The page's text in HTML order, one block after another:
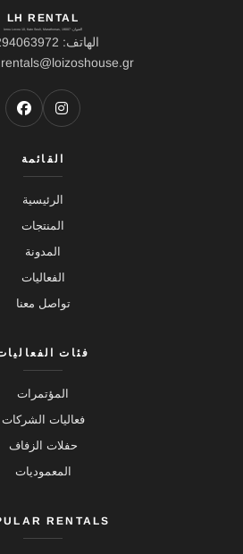
LH RENTAL
العنوان: Ierou Loxou 10, Kato Souli, Marathonas, 19007
الهاتف: 2294063972
القائمة
الرئيسية
المنتجات
المدونة
الفعاليات
تواصل معنا
فئات
المؤتمرات
فعاليات الشركات
حفلات الزفاف
المعموديات
RENTALS